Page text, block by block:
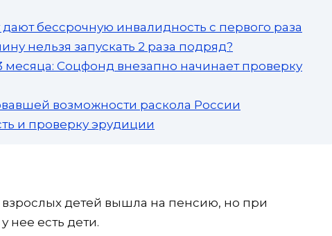
бессрочную инвалидность с первого раза
нельзя запускать 2 раза подряд?
месяца: Соцфонд внезапно начинает проверку
возможности раскола России
и проверку эрудиции
детей вышла на пенсию, но при
нее есть дети.